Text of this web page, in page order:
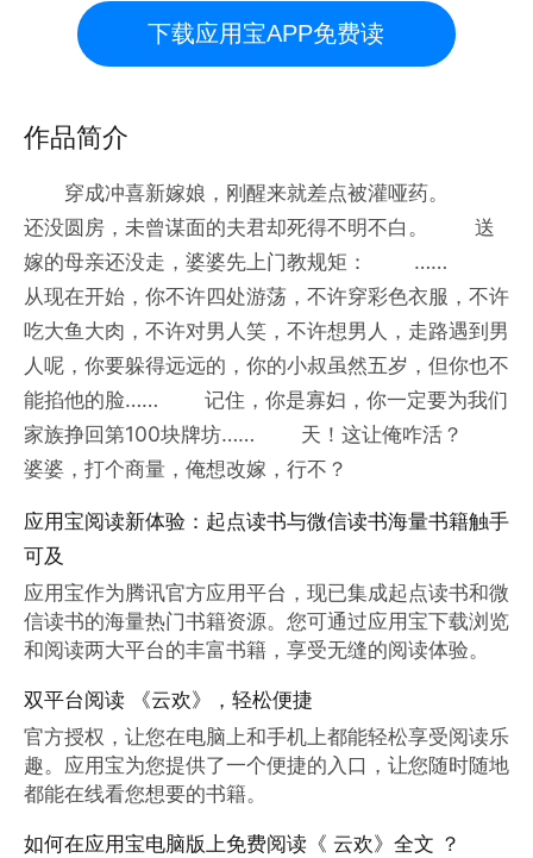
下载应用宝APP免费读
作品简介
穿成冲喜新嫁娘，刚醒来就差点被灌哑药。
还没圆房，未曾谋面的夫君却死得不明不白。 送
嫁的母亲还没走，婆婆先上门教规矩： ……
从现在开始，你不许四处游荡，不许穿彩色衣服，不许
吃大鱼大肉，不许对男人笑，不许想男人，走路遇到男
人呢，你要躲得远远的，你的小叔虽然五岁，但你也不
能掐他的脸…… 记住，你是寡妇，你一定要为我们
家族挣回第100块牌坊…… 天！这让俺咋活？
婆婆，打个商量，俺想改嫁，行不？
应用宝阅读新体验：起点读书与微信读书海量书籍触手
可及
应用宝作为腾讯官方应用平台，现已集成起点读书和微
信读书的海量热门书籍资源。您可通过应用宝下载浏览
和阅读两大平台的丰富书籍，享受无缝的阅读体验。
双平台阅读 《云欢》，轻松便捷
官方授权，让您在电脑上和手机上都能轻松享受阅读乐
趣。应用宝为您提供了一个便捷的入口，让您随时随地
都能在线看您想要的书籍。
如何在应用宝电脑版上免费阅读《 云欢》全文 ？